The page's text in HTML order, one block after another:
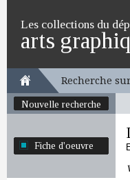
Les collections du
arts
Recherche
Nouvelle recherche
Fiche d'oeuvre